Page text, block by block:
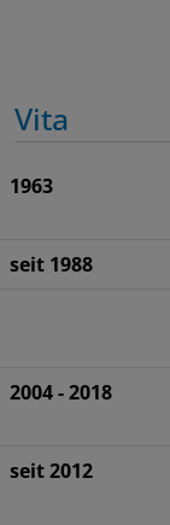
Vita
1963
seit 1988
2004 - 2018
seit 2012